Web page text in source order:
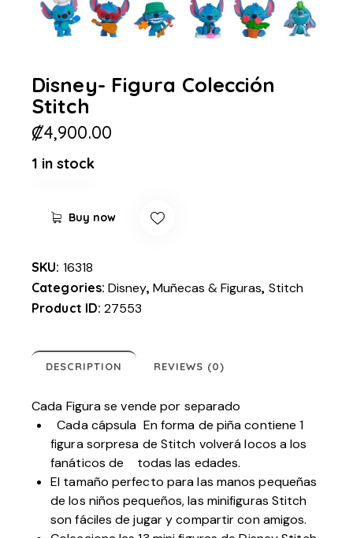
Disney- Figura Colección
Stitch
₡4,900.00
1 in stock
Buy now
SKU: 16318
Categories:Disney,Muñecas & Figuras, Stitch
Product ID:27553
DESCRIPTION REVIEWS (0)
Cada Figura se vende por separado
Cada cápsula En forma de piña contiene 1
figura sorpresa de Stitch volverá locos a los
fanáticos de todas las edades.
El tamaño perfecto para las manos pequeñas
de los niños pequeños, las minifiguras Stitch
son fáciles de jugar y compartir con amigos.